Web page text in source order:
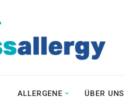
ALLERGENE ÜBER UNS